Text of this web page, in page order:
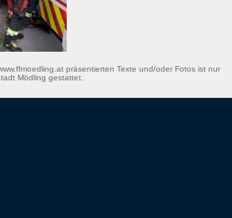
präsentierten Texte und/oder Fotos ist nur
Mödling gestattet.